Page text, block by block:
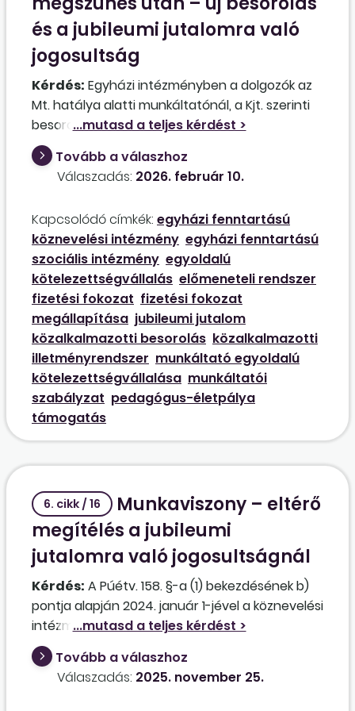
és a jubileumi jutalomra való
jogosultság
Kérdés: Egyházi intézményben a dolgozók az
Mt. hatálya alatti munkáltatónál, a Kjt. szerinti
besorolással vannak foglalkoztatva. Ebben az
esetben, ha megszűnik a munkavállaló
munkaviszonya az adott egyházközségben, és
egy másik egyházközségben kerül
időtartamát a munkakörbetöltéshez szükséges
iskolai végzettségtől függetlenül, valamint azt
az időszakot a jubileumi jutalom szempontjából
figyelembe lehet-e venni?
Tovább a válaszhoz
Válaszadás: 2026. február 10.
Kapcsolódó címkék: egyházi fenntartású
köznevelési intézmény egyházi fenntartású
szociális intézmény egyoldalú
kötelezettségvállalás előmeneteli rendszer
fizetési fokozat fizetési fokozat
megállapítása jubileumi jutalom
közalkalmazotti besorolás közalkalmazotti
illetményrendszer munkáltató egyoldalú
kötelezettségvállalása munkáltatói
szabályzat pedagógus-életpálya
támogatás
6. cikk / 16
Munkaviszony – eltérő
megítélés a jubileumi
jutalomra való jogosultságnál
Kérdés: A Púétv. 158. §-a (1) bekezdésének b)
pontja alapján 2024. január 1-jével a köznevelési
intézményben dolgozó gondozónő és takarító,
szakorvos, úszómester, műszaki vezető,
továbbá gazdasági, ügyviteli, műszaki, kisegítő
munkakörben foglalkoztatott közalkalmazotti
Tovább a válaszhoz
Válaszadás: 2025. november 25.